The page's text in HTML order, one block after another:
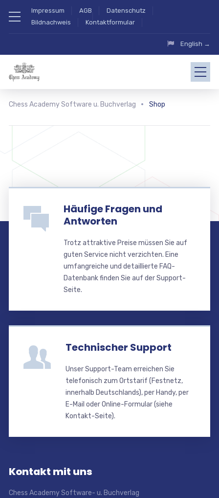
Impressum AGB
Datenschutz
Bildnachweis
Kontaktformular
English →
Chess Academy Software u. Buchverlag Shop
Häufige Fragen und
Antworten
Trotz attraktive Preise müssen Sie auf
guten Service nicht verzichten. Eine
umfangreiche und detaillierte FAQ-
Datenbank finden Sie auf der Support-
Seite.
Technischer Support
Unser Support-Team erreichen Sie
telefonisch zum Ortstarif (Festnetz,
innerhalb Deutschlands), per Handy, per
E-Mail oder Online-Formular (siehe
Kontakt-Seite).
Kontakt mit uns
Chess Academy Software- u. Buchverlag